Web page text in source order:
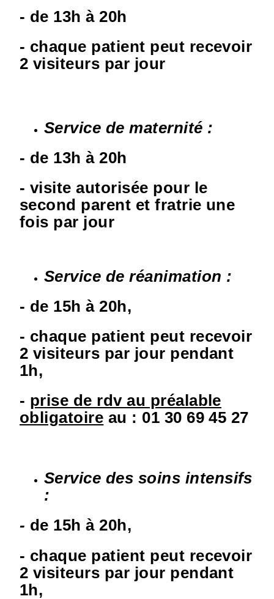
- de 13h à 20h
- chaque patient peut recevoir
2 visiteurs par jour
Service de maternité :
- de 13h à 20h
- visite autorisée pour le
second parent et fratrie une
fois par jour
Service de réanimation :
- de 15h à 20h,
- chaque patient peut recevoir
2 visiteurs par jour pendant
1h,
- prise de rdv au préalable
obligatoire au : 01 30 69 45 27
Service des soins intensifs
:
- de 15h à 20h,
- chaque patient peut recevoir
2 visiteurs par jour pendant
1h,